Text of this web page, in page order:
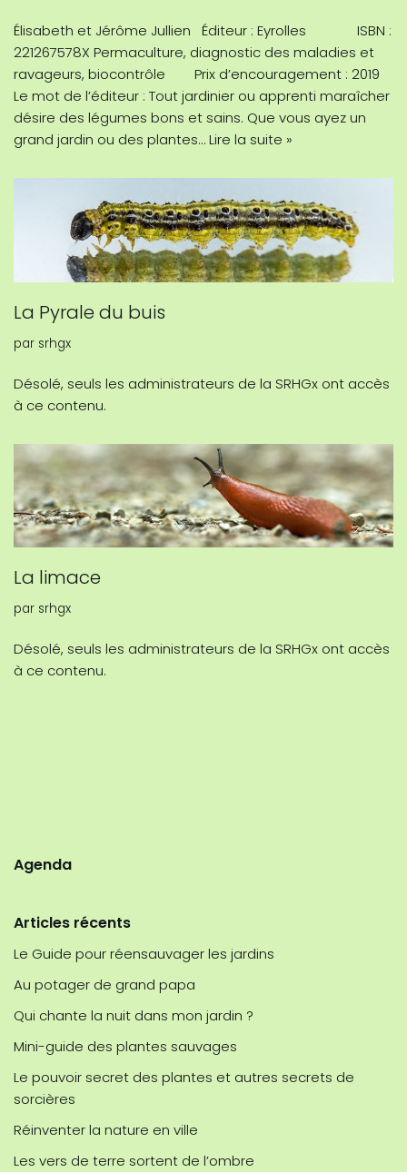
Élisabeth et Jérôme Jullien Éditeur : Eyrolles ISBN :
221267578X Permaculture, diagnostic des maladies et
ravageurs, biocontrôle Prix d’encouragement : 2019
Le mot de l’éditeur : Tout jardinier ou apprenti maraîcher
désire des légumes bons et sains. Que vous ayez un
grand jardin ou des plantes…Lire la suite »
La Pyrale du buis
par srhgx
Désolé, seuls les administrateurs de la SRHGx ont accès
à ce contenu.
La limace
par srhgx
Désolé, seuls les administrateurs de la SRHGx ont accès
à ce contenu.
Agenda
Articles récents
Le Guide pour réensauvager les jardins
Au potager de grand papa
Qui chante la nuit dans mon jardin ?
Mini-guide des plantes sauvages
Le pouvoir secret des plantes et autres secrets de
sorcières
Réinventer la nature en ville
Les vers de terre sortent de l’ombre